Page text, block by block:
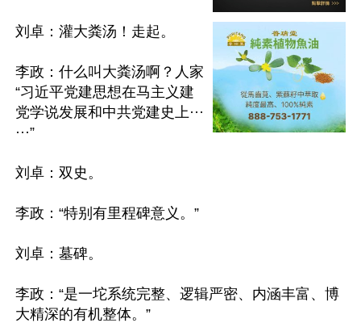
刘卓：灌大粪汤！走起。
李政：什么叫大粪汤啊？人家
“习近平党建思想在马主义建
党学说发展和中共党建史上···
···”
刘卓：双史。
李政：“特别有里程碑意义。”
刘卓：墓碑。
李政：“是一坨系统完整、逻辑严密、内涵丰富、博
大精深的有机整体。”